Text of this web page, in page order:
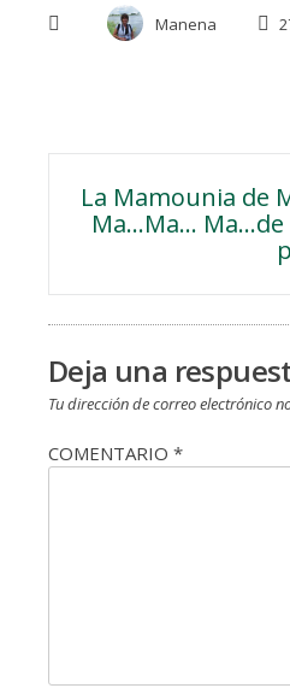
Manena
Navegación
entradas
La Mamounia de
Ma…Ma…
Deja una
Tu dirección de correo electrónico
COMENTARIO *